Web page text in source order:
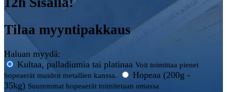
Tilaa myyntipakkaus
Haluan myydä:
Kultaa, palladiumia tai platinaa Voit toimittaa pienet
hopeaerät muiden metallien kanssa.
Hopeaa (200g -
35kg) Suuremmat hopeaerät toimitetaan omassa